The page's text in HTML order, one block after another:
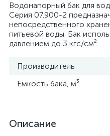
Водонапорный бак для
Серия 07.900-2
непосредственного
питьевой воды. Бак
давлением до 3 кгс/см².
Производитель
Емкость бака, м³
Описание